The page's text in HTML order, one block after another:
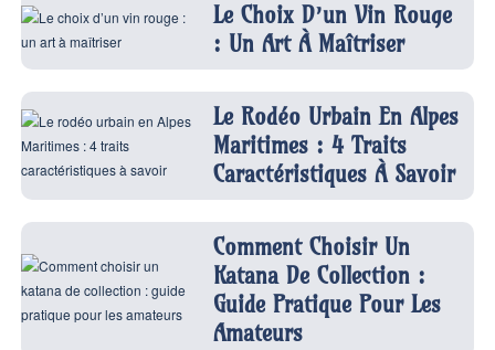
Le Choix D’un Vin Rouge
: Un Art À Maîtriser
Le Rodéo Urbain En Alpes
Maritimes : 4 Traits
Caractéristiques À Savoir
Comment Choisir Un
Katana De Collection :
Guide Pratique Pour Les
Amateurs